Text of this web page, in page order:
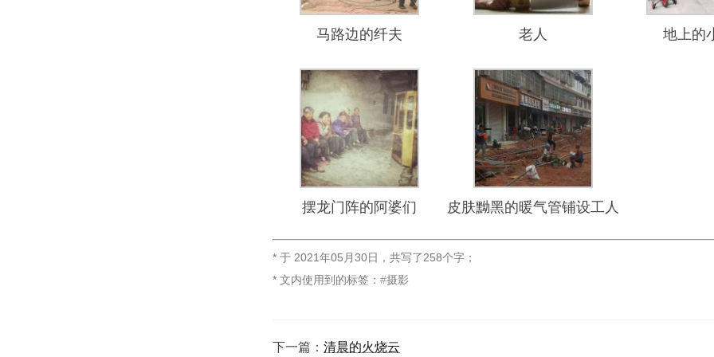
马路边的纤夫 老人 地上的
摆龙门阵的阿婆们 皮肤黝黑的暖气管铺设工人
* 于 2021年05月30日 ， 共写了258个字 ；
* 文内使用到的标签：
摄影
下一篇： 清晨的火烧云